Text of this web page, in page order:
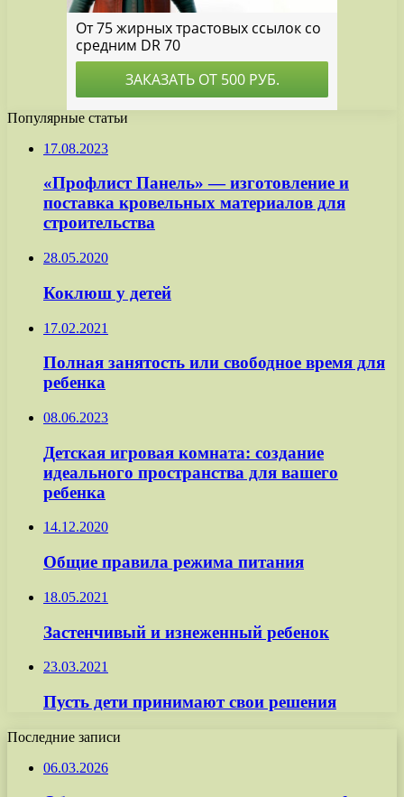
Популярные статьи
17.08.2023
«Профлист Панель» — изготовление и
поставка кровельных материалов для
строительства
28.05.2020
Коклюш у детей
17.02.2021
Полная занятость или свободное время для
ребенка
08.06.2023
Детская игровая комната: создание
идеального пространства для вашего
ребенка
14.12.2020
Общие правила режима питания
18.05.2021
Застенчивый и изнеженный ребенок
23.03.2021
Пусть дети принимают свои решения
Последние записи
06.03.2026